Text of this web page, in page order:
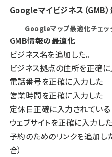
Googleマップ最適化チェッ
Googleマイビジネス（GMB
GMB情報の最適化
ビジネス名を追加した。
ビジネス拠点の住所を正確
電話番号を正確に入力した
営業時間を正確に入力した
定休日正確に入力されている
ウェブサイトを正確に入力した
予約のためのリンクを追加し
合）